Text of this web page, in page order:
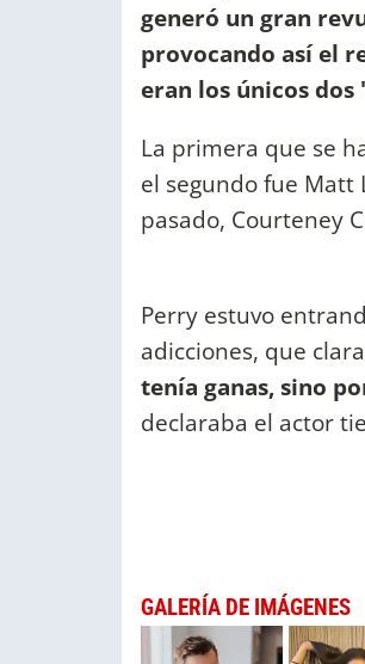
generó un gran
provocando así el
eran los únicos dos
La primera que se
el segundo fue Matt
pasado, Courteney
Perry estuvo
adicciones, que
tenía ganas, sino
declaraba el actor
GALERÍA DE IMÁGENES